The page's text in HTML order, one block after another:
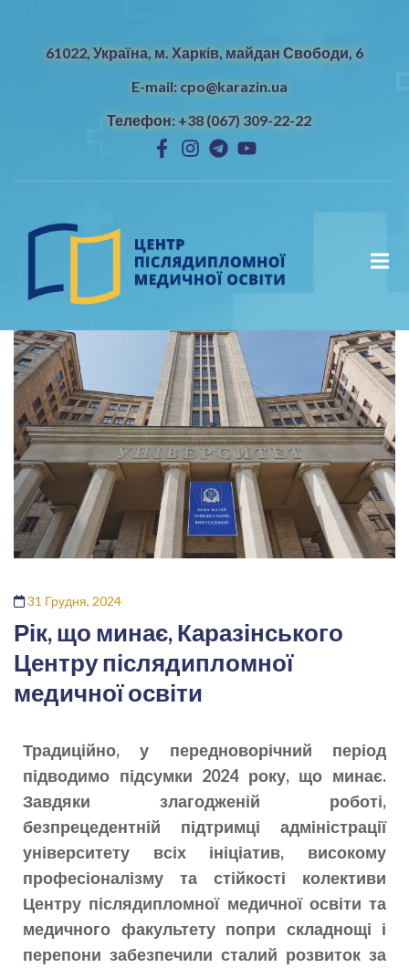
61022, Україна, м. Харків, майдан Свободи, 6
E-mail: cpo@karazin.ua
Телефон: +38 (067) 309-22-22
31 Грудня, 2024
Рік, що минає, Каразінського
Центру післядипломної
медичної освіти
Традиційно, у передноворічний період
підводимо підсумки 2024 року, що минає.
Завдяки злагодженій роботі,
безпрецедентній підтримці адміністрації
університету всіх ініціатив, високому
професіоналізму та стійкості колективи
Центру післядипломної медичної освіти та
медичного факультету попри складнощі і
перепони забезпечили сталий розвиток за